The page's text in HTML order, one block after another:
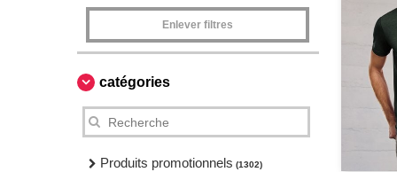
Enlever filtres
catégories
Produits promotionnels (1302)